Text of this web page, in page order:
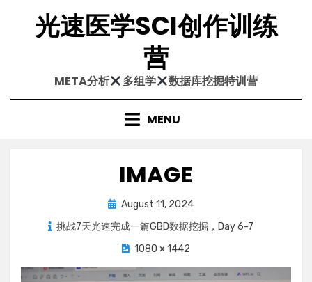
content光速医学SCI创作训练
营
META分析 多组学 数据库挖掘特训营
MENU
IMAGE
Posted
on
August 11, 2024
挑战7天光速完成一篇GBD数据挖掘，Day 6-7
1080 × 1442